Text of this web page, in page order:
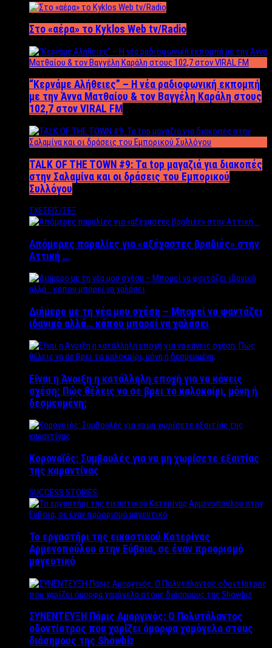
Στο «αέρα» το Kyklos Web tv/Radio
“Kερνάμε Αλήθειες” – Η νέα ραδιοφωνική εκπομπή
με την Άννα Ματθαίου & τον Βαγγέλη Καράλη στους
102,7 στον VIRAL FM
TALK OF THE TOWN #9: Τα top μαγαζιά για διακοπές
στην Σαλαμίνα και οι δράσεις του Εμπορικού
Συλλόγου
ΣΧΕΣΕΙΣ/ΣΕΞ
Απόμερες παραλίες για «αξέχαστες βραδιές» στην
Αττική …
Διήμερο με τη νέα μου σχέση – Μπορεί να φαντάζει
ιδανικό αλλά… κάπου μπορεί να χαλάσει
Είναι η Άνοιξη η κατάλληλη εποχή για να κάνεις
σχέση; Πώς θέλεις να σε βρει το καλοκαίρι, μόνη ή
δεσμευμένη;
Κορονοϊός: Συμβουλές για να μη χωρίσετε εξαιτίας
της καραντίνας
SUCCESS STORIES
Το εργαστήρι της εικαστικού Κατερίνας
Αρμενοπούλου στην Εύβοια, σε έναν προορισμό
μαγευτικό
ΣΥΝΕΝΤΕΥΞΗ Πάρις Αμοργινός: O Πολυτάλαντος
οδοντίατρος που χαρίζει όμορφα χαμόγελα στους
διάσημους της Showbiz